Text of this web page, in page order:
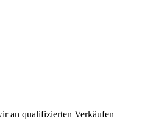
an qualifizierten Verkäufen